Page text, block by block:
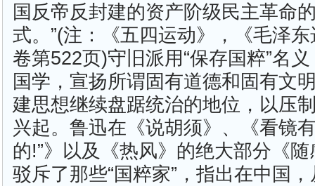
国反帝反封建的资产阶级民主革命
式。”(注：《五四运动》，《毛泽
卷第522页)守旧派用“保存国粹”名
国学，宣扬所谓固有道德和固有文
建思想继续盘踞统治的地位，以压
兴起。鲁迅在《说胡须》、《看镜
的!”》以及《热风》的绝大部分《
驳斥了那些“国粹家”，指出在中国